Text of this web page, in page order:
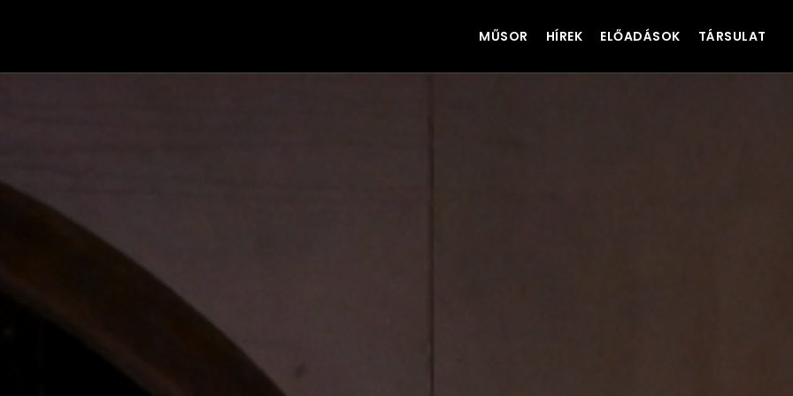
MŰSOR
HÍREK ELŐADÁSOK TÁRSULAT